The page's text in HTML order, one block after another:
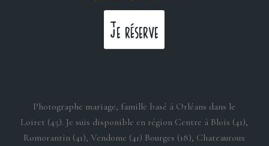
Je réserve
Photographe mariage, famille basé à Orléans dans le
Loiret (45). Je suis disponible en région Centre à Blois (41),
Romorantin (41), Vendome (41) Bourges (18), Chateauroux